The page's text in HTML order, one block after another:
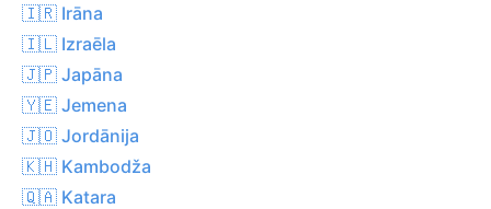
🇮🇷 Irāna
🇮🇱 Izraēla
🇯🇵 Japāna
🇾🇪 Jemena
🇯🇴 Jordānija
🇰🇭 Kambodža
🇶🇦 Katara